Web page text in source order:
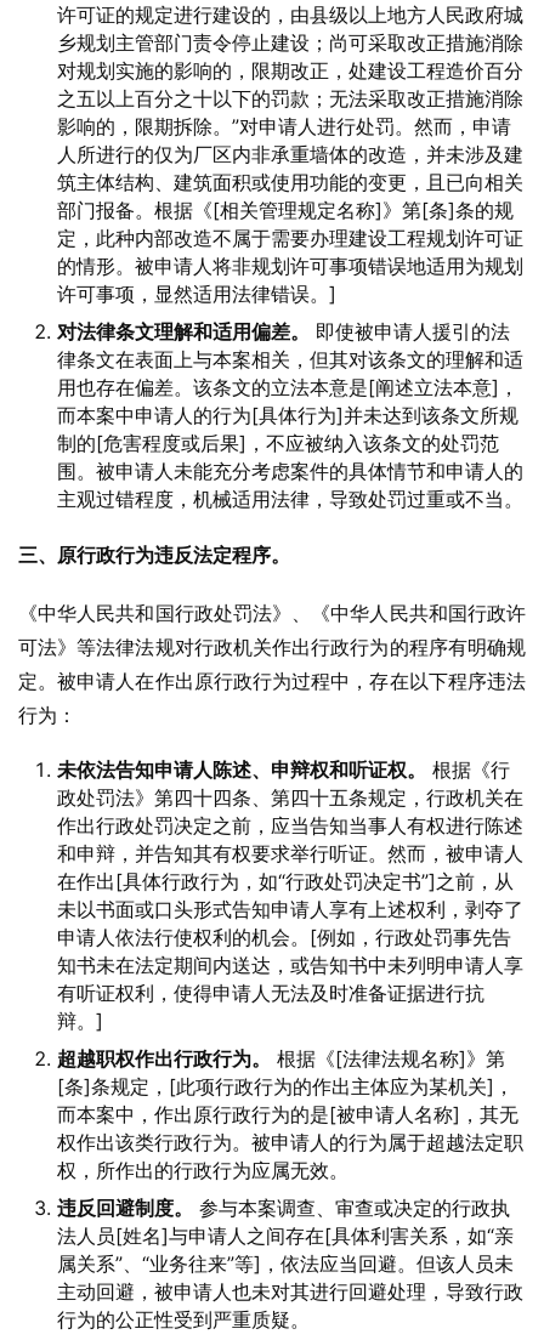
许可证的规定进行建设的，由县级以上地方人民政府城
乡规划主管部门责令停止建设；尚可采取改正措施消除
对规划实施的影响的，限期改正，处建设工程造价百分
之五以上百分之十以下的罚款；无法采取改正措施消除
影响的，限期拆除。”对申请人进行处罚。然而，申请
人所进行的仅为厂区内非承重墙体的改造，并未涉及建
筑主体结构、建筑面积或使用功能的变更，且已向相关
部门报备。根据《[相关管理规定名称]》第[条]条的规
定，此种内部改造不属于需要办理建设工程规划许可证
的情形。被申请人将非规划许可事项错误地适用为规划
许可事项，显然适用法律错误。]
对法律条文理解和适用偏差。
即使被申请人援引的法
律条文在表面上与本案相关，但其对该条文的理解和适
用也存在偏差。该条文的立法本意是[阐述立法本意]，
而本案中申请人的行为[具体行为]并未达到该条文所规
制的[危害程度或后果]，不应被纳入该条文的处罚范
围。被申请人未能充分考虑案件的具体情节和申请人的
主观过错程度，机械适用法律，导致处罚过重或不当。
三、原行政行为违反法定程序。
《中华人民共和国行政处罚法》、《中华人民共和国行政许
可法》等法律法规对行政机关作出行政行为的程序有明确规
定。被申请人在作出原行政行为过程中，存在以下程序违法
行为：
未依法告知申请人陈述、申辩权和听证权。
根据《行
政处罚法》第四十四条、第四十五条规定，行政机关在
作出行政处罚决定之前，应当告知当事人有权进行陈述
和申辩，并告知其有权要求举行听证。然而，被申请人
在作出[具体行政行为，如“行政处罚决定书”]之前，从
未以书面或口头形式告知申请人享有上述权利，剥夺了
申请人依法行使权利的机会。[例如，行政处罚事先告
知书未在法定期间内送达，或告知书中未列明申请人享
有听证权利，使得申请人无法及时准备证据进行抗
辩。]
超越职权作出行政行为。
根据《[法律法规名称]》第
[条]条规定，[此项行政行为的作出主体应为某机关]，
而本案中，作出原行政行为的是[被申请人名称]，其无
权作出该类行政行为。被申请人的行为属于超越法定职
权，所作出的行政行为应属无效。
违反回避制度。
参与本案调查、审查或决定的行政执
法人员[姓名]与申请人之间存在[具体利害关系，如“亲
属关系”、“业务往来”等]，依法应当回避。但该人员未
主动回避，被申请人也未对其进行回避处理，导致行政
行为的公正性受到严重质疑。